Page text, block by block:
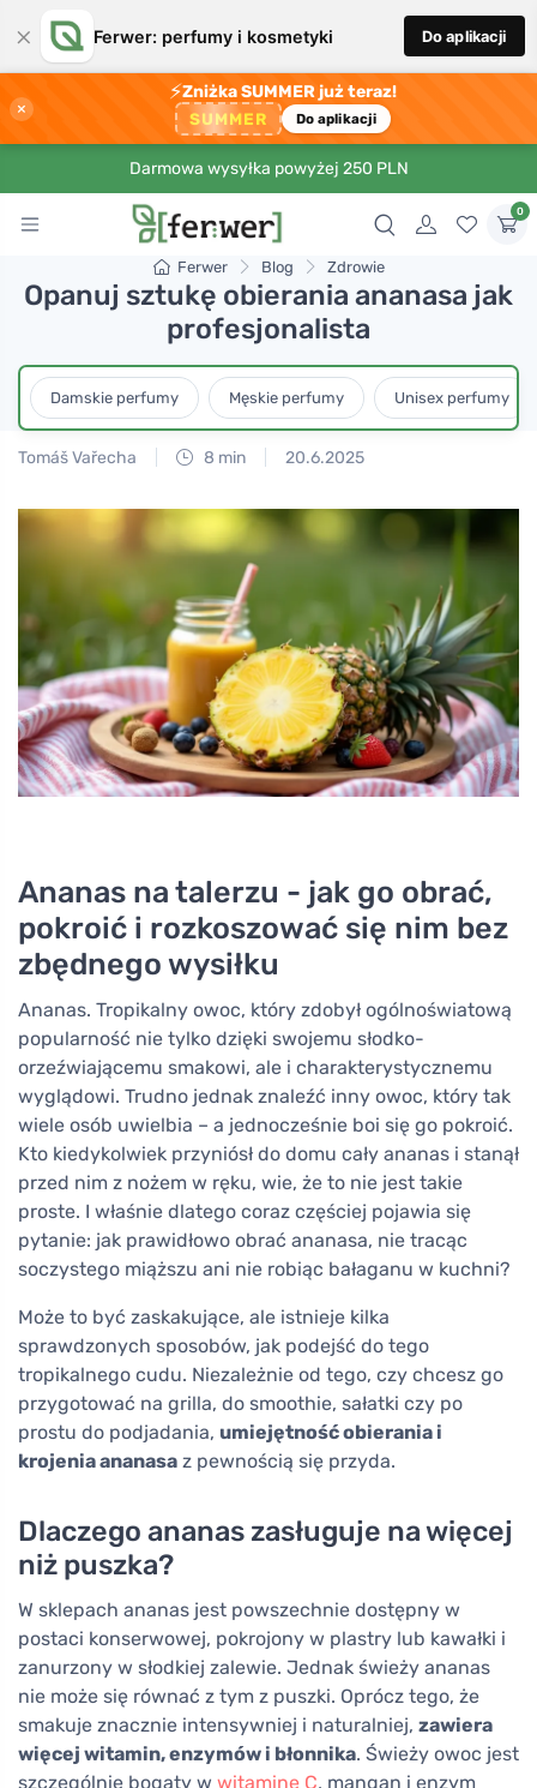
× Ferwer: perfumy i kosmetyki Do aplikacji
×
⚡Zniżka SUMMER już teraz!
SUMMER Do aplikacji
Darmowa wysyłka powyżej 250 PLN
0
Ferwer Blog Zdrowie
Opanuj sztukę obierania ananasa jak
profesjonalista
Damskie perfumy Męskie perfumy Unisex perfumy
Tomáš Vařecha 8 min 20.6.2025
Ananas na talerzu - jak go obrać,
pokroić i rozkoszować się nim bez
zbędnego wysiłku
Ananas. Tropikalny owoc, który zdobył ogólnoświatową
popularność nie tylko dzięki swojemu słodko-
orzeźwiającemu smakowi, ale i charakterystycznemu
wyglądowi. Trudno jednak znaleźć inny owoc, który tak
wiele osób uwielbia – a jednocześnie boi się go pokroić.
Kto kiedykolwiek przyniósł do domu cały ananas i stanął
przed nim z nożem w ręku, wie, że to nie jest takie
proste. I właśnie dlatego coraz częściej pojawia się
pytanie: jak prawidłowo obrać ananasa, nie tracąc
soczystego miąższu ani nie robiąc bałaganu w kuchni?
Może to być zaskakujące, ale istnieje kilka
sprawdzonych sposobów, jak podejść do tego
tropikalnego cudu. Niezależnie od tego, czy chcesz go
przygotować na grilla, do smoothie, sałatki czy po
prostu do podjadania, umiejętność obierania i
krojenia ananasa z pewnością się przyda.
Dlaczego ananas zasługuje na więcej
niż puszka?
W sklepach ananas jest powszechnie dostępny w
postaci konserwowej, pokrojony w plastry lub kawałki i
zanurzony w słodkiej zalewie. Jednak świeży ananas
nie może się równać z tym z puszki. Oprócz tego, że
smakuje znacznie intensywniej i naturalniej, zawiera
więcej witamin, enzymów i błonnika. Świeży owoc jest
szczególnie bogaty w witaminę C, mangan i enzym